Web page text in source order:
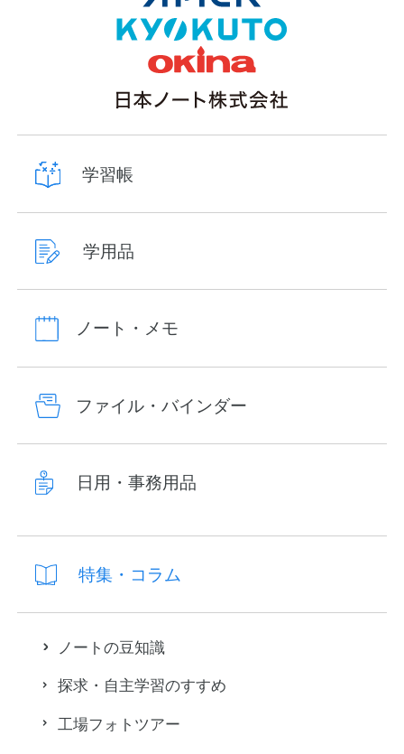
学習帳
学用品
ノート・メモ
ファイル・バインダー
日用・事務用品
特集・コラム
ノートの豆知識
探求・自主学習のすすめ
工場フォトツアー